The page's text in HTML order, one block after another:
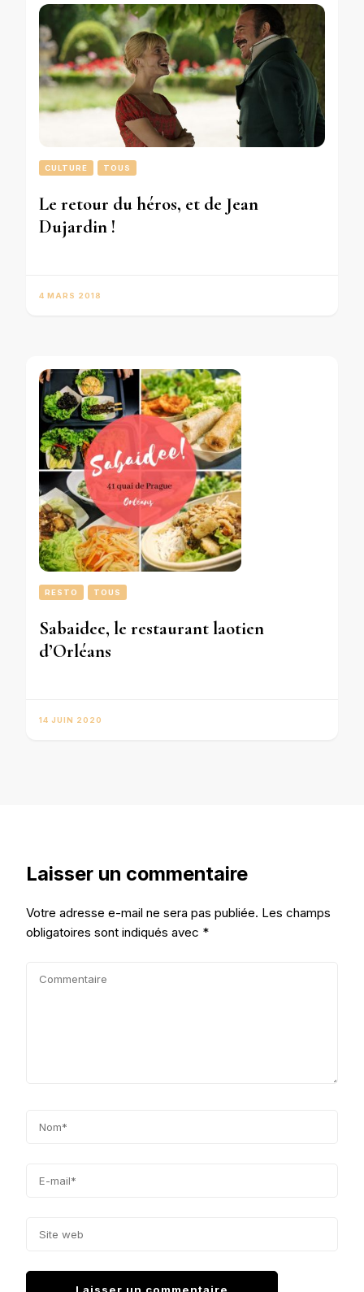
CULTURE TOUS
Le retour du héros, et de Jean
Dujardin !
4 MARS 2018
RESTO TOUS
Sabaidee, le restaurant laotien
d’Orléans
14 JUIN 2020
Laisser un commentaire
Votre adresse e-mail ne sera pas publiée. Les champs
obligatoires sont indiqués avec *